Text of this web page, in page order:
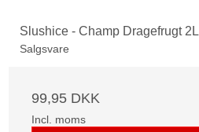
Slushice - Champ Dragefrugt 2L
Salgsvare
99,95 DKK
Incl. moms